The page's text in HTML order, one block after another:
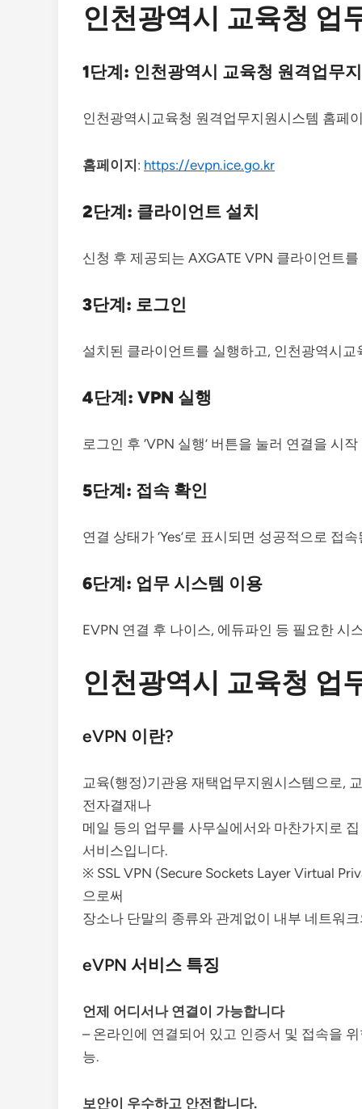
인천광역시 교육청 업
1단계: 인천광역시 교육청 원격업무
인천광역시교육청 원격업무지원시스템 홈페
홈페이지: https://evpn.ice.go.kr
2단계: 클라이언트 설치
신청 후 제공되는 AXGATE VPN 클라이언트
3단계: 로그인
설치된 클라이언트를 실행하고, 인천광역시
4단계: VPN 실행
로그인 후 ‘VPN 실행’ 버튼을 눌러 연결을 시
5단계: 접속 확인
연결 상태가 ‘Yes’로 표시되면 성공적으로 접
6단계: 업무 시스템 이용
EVPN 연결 후 나이스, 에듀파인 등 필요한 시
인천광역시 교육청 업
eVPN 이란?
교육(행정)기관용 재택업무지원시스템으로,
전자결재나
메일 등의 업무를 사무실에서와 마찬가지로
서비스입니다.
※ SSL VPN (Secure Sockets Layer Virtual
으로써
장소나 단말의 종류와 관계없이 내부 네트워
eVPN 서비스 특징
언제 어디서나 연결이 가능합니다
– 온라인에 연결되어 있고 인증서 및 접속을
능.
보안이 우수하고 안전합니다.